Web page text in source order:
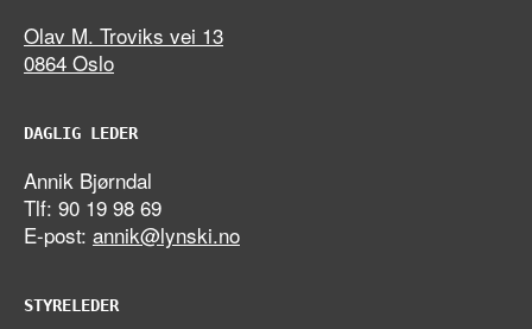
Olav M. Troviks vei 13
0864 Oslo
DAGLIG LEDER
Annik Bjørndal
Tlf: 90 19 98 69
E-post: annik@lynski.no
STYRELEDER